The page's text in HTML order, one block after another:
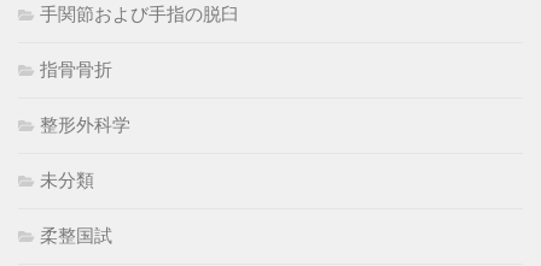
手関節および手指の脱臼
指骨骨折
整形外科学
未分類
柔整国試